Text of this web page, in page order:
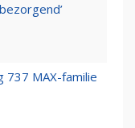
737 MAX-familie